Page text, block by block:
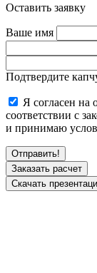
Оставить заявку
Ваше имя
Подтвердите
Я согласен на
соответствии с
и принимаю
Заказать расчет
Скачать